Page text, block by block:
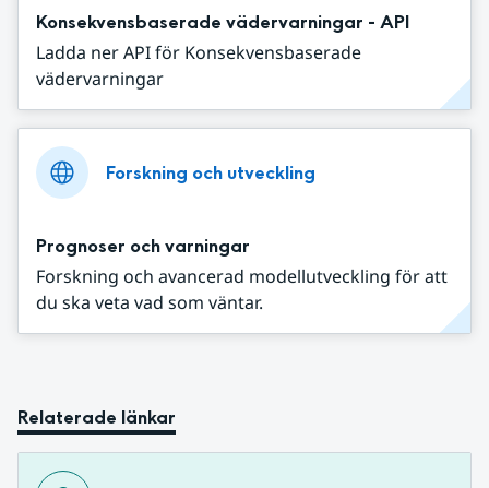
Konsekvensbaserade vädervarningar - API
Ladda ner API för Konsekvensbaserade
vädervarningar
Forskning och utveckling
Prognoser och varningar
Forskning och avancerad modellutveckling för att
du ska veta vad som väntar.
Relaterade länkar